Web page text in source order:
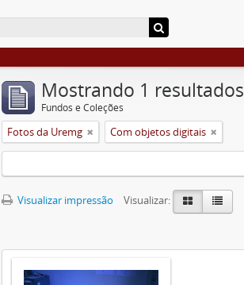
Mostrando 1 resultados
Fundos e Coleções
Fotos da Uremg Com objetos digitais
Visualizar impressão
Visualizar: